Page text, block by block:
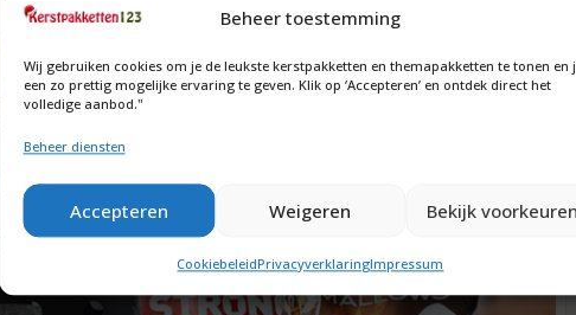
Beheer toestemming
Wij gebruiken cookies om je de leukste kerstpakketten en themapakketten te tonen en
een zo prettig mogelijke ervaring te geven. Klik op ‘Accepteren’ en ontdek direct het
volledige aanbod."
Beheer diensten
Accepteren Weigeren Bekijk
CookiebeleidPrivacyverklaringImpressum